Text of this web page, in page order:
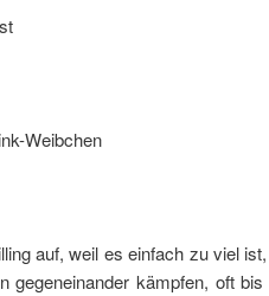
Weibchen
auf, weil es einfach zu viel
gegeneinander kämpfen, oft